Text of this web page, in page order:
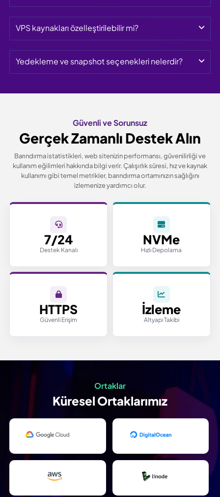
VPS kaynakları özelleştirilebilir mi?
Yedekleme ve snapshot seçenekleri nelerdir?
Güvenli ve Sorunsuz
Gerçek Zamanlı Destek Alın
Barındırma istatistikleri, web sitenizin performansı, güvenilirliği ve
kullanım eğilimleri hakkında bilgi verir. Çalışırlık süresi, hız ve kaynak
kullanımı gibi temel metrikler, barındırma ortamınızın sağlığını
izlemenize yardımcı olur.
7/24
Destek Kanalı
NVMe
Hızlı Depolama
HTTPS
Güvenli Erişim
İzleme
Altyapı Takibi
Ortaklar
Küresel Ortaklarımız